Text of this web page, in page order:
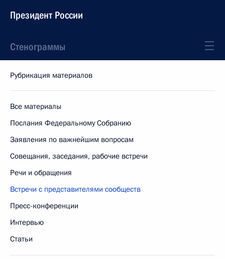
Президент России
Стенограммы
Рубрикация материалов
Все материалы
Послания Федеральному Собранию
Заявления по важнейшим вопросам
Совещания, заседания, рабочие встречи
Речи и обращения
Встречи с представителями сообществ
Пресс-конференции
Интервью
Статьи